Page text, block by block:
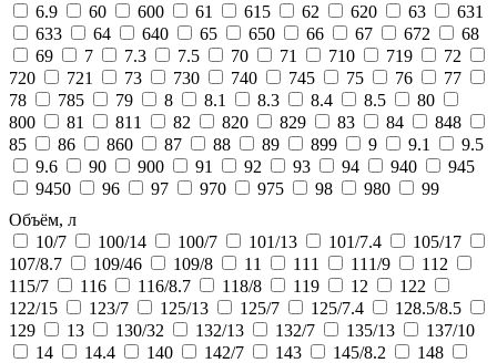
6.9
60 600 61 615 62 620 63
631
633
64 640 65 650 66 67 672
68
69
7 7.3 7.5 70 71 710 719
72
720
721 73 730 740 745 75 76
77
78
785 79 8 8.1 8.3 8.4 8.5
80
800
81 811 82 820 829 83 84
848
85
86 860 87 88 89 899 9 9.1
9.5
9.6
90 900 91 92 93 94 940
945
9450
96 97 970 975 98 980
99
Объём, л
10/7
100/14 100/7 101/13 101/7.4
105/17
107/8.7
109/46 109/8 11 111 111/9
112
115/7
116 116/8.7 118/8 119 12
122
122/15
123/7 125/13 125/7 125/7.4
128.5/8.5
129
13 130/32 132/13 132/7 135/13
137/10
14
14.4 140 142/7 143 145/8.2
148